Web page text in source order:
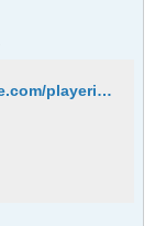
http://se7enkills.gameme.com/playerinfo/246915